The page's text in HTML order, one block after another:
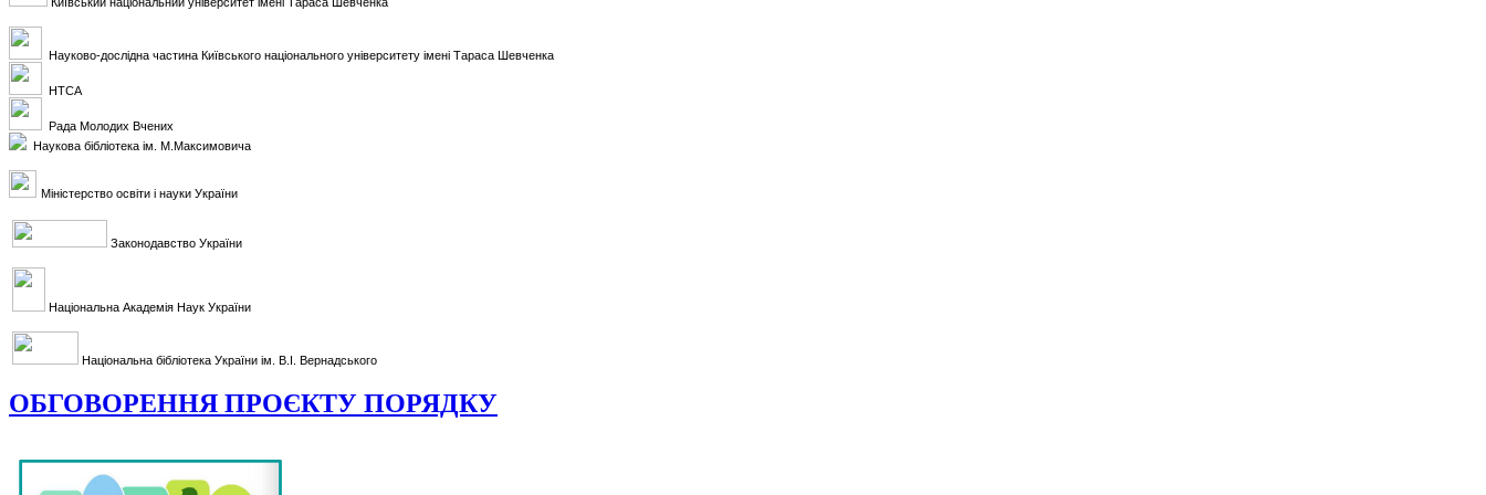
Науково-дослідна частина Київського національного університету імені Тараса Шевченка
НТСА
Рада Молодих Вчених
Наукова бібліотека ім. М.Максимовича
Міністерство освіти і науки України
Законодавство України
Національна Академія Наук України
Національна бібліотека України ім. В.І. Вернадського
ОБГОВОРЕННЯ ПРОЄКТУ ПОРЯДКУ